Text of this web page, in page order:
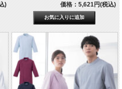
) 価格：5,621円(税込)